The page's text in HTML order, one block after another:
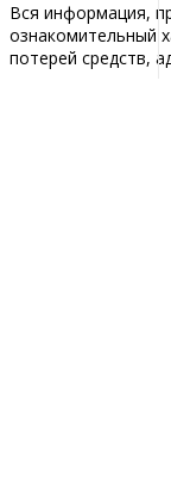
Вся информация,
ознакомительный
потерей средств,